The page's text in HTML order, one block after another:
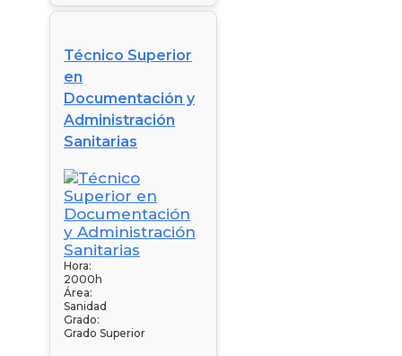
Técnico Superior
en
Documentación y
Administración
Sanitarias
Hora:
2000h
Área:
Sanidad
Grado:
Grado Superior